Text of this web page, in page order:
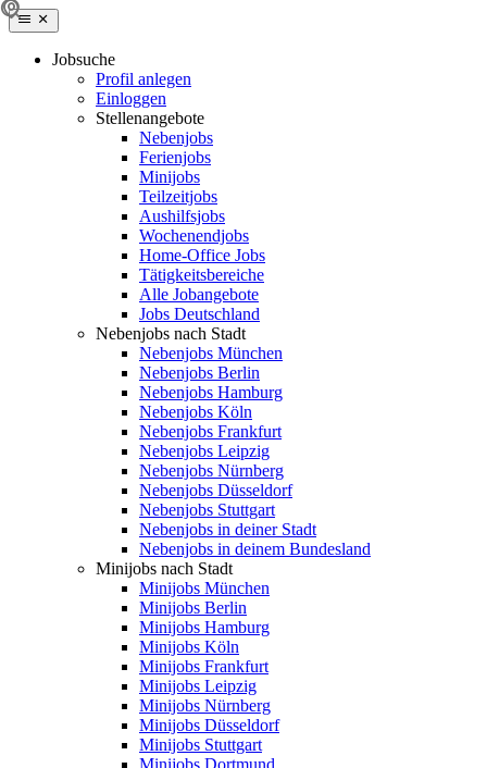
Jobsuche
Profil anlegen
Einloggen
Stellenangebote
Nebenjobs
Ferienjobs
Minijobs
Teilzeitjobs
Aushilfsjobs
Wochenendjobs
Home-Office Jobs
Tätigkeitsbereiche
Alle Jobangebote
Jobs Deutschland
Nebenjobs nach Stadt
Nebenjobs München
Nebenjobs Berlin
Nebenjobs Hamburg
Nebenjobs Köln
Nebenjobs Frankfurt
Nebenjobs Leipzig
Nebenjobs Nürnberg
Nebenjobs Düsseldorf
Nebenjobs Stuttgart
Nebenjobs in deiner Stadt
Nebenjobs in deinem Bundesland
Minijobs nach Stadt
Minijobs München
Minijobs Berlin
Minijobs Hamburg
Minijobs Köln
Minijobs Frankfurt
Minijobs Leipzig
Minijobs Nürnberg
Minijobs Düsseldorf
Minijobs Stuttgart
Minijobs Dortmund